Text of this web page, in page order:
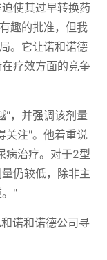
使其过早转换药
趣的批准，但我
。它让诺和诺德
疗效方面的竞争
"，并强调该剂量
关注"。他着重说
病治疗。对于2型
仍较低，除非主
"
诺和诺德公司寻